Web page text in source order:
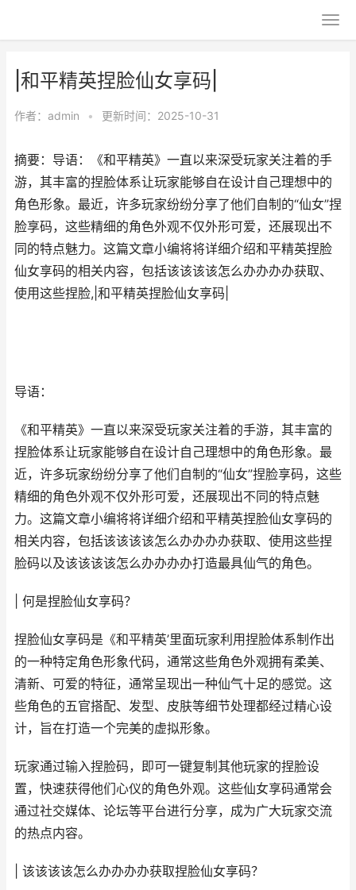
|和平精英捏脸仙女享码|
作者： admin • 更新时间：2025-10-31
摘要：导语：《和平精英》一直以来深受玩家关注着的手
游，其丰富的捏脸体系让玩家能够自在设计自己理想中的
角色形象。最近，许多玩家纷纷分享了他们自制的“仙女”捏
脸享码，这些精细的角色外观不仅外形可爱，还展现出不
同的特点魅力。这篇文章小编将将详细介绍和平精英捏脸
仙女享码的相关内容，包括该该该该怎么办办办办获取、
使用这些捏脸,|和平精英捏脸仙女享码|
导语：
《和平精英》一直以来深受玩家关注着的手游，其丰富的
捏脸体系让玩家能够自在设计自己理想中的角色形象。最
近，许多玩家纷纷分享了他们自制的“仙女”捏脸享码，这些
精细的角色外观不仅外形可爱，还展现出不同的特点魅
力。这篇文章小编将将详细介绍和平精英捏脸仙女享码的
相关内容，包括该该该该怎么办办办办获取、使用这些捏
脸码以及该该该该怎么办办办办打造最具仙气的角色。
| 何是捏脸仙女享码？
捏脸仙女享码是《和平精英’里面玩家利用捏脸体系制作出
的一种特定角色形象代码，通常这些角色外观拥有柔美、
清新、可爱的特征，通常呈现出一种仙气十足的感觉。这
些角色的五官搭配、发型、皮肤等细节处理都经过精心设
计，旨在打造一个完美的虚拟形象。
玩家通过输入捏脸码，即可一键复制其他玩家的捏脸设
置，快速获得他们心仪的角色外观。这些仙女享码通常会
通过社交媒体、论坛等平台进行分享，成为广大玩家交流
的热点内容。
| 该该该该怎么办办办办获取捏脸仙女享码？